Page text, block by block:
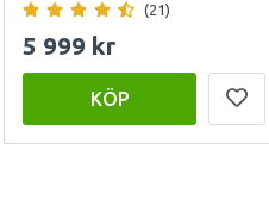
(21)
5 999 kr
KÖP